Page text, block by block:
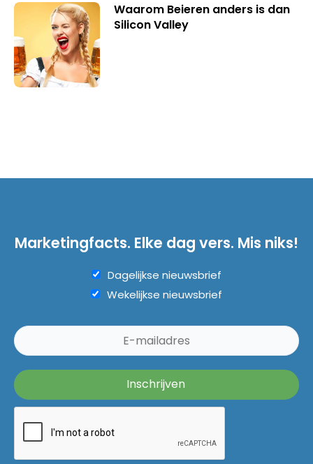
Waarom Beieren anders is dan
Silicon Valley
Marketingfacts. Elke dag vers. Mis niks!
Dagelijkse nieuwsbrief
Wekelijkse nieuwsbrief